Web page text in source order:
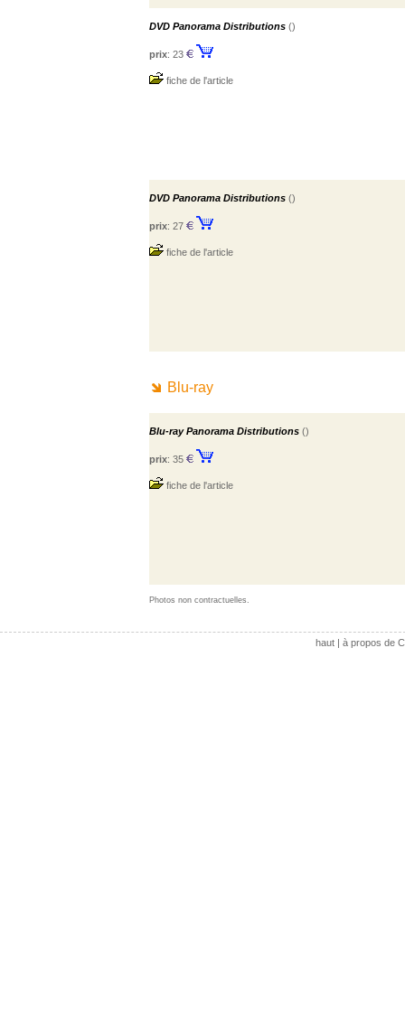
DVD Panorama Distributions ()
prix: 23
fiche de l'article
DVD Panorama Distributions ()
prix: 27
fiche de l'article
Blu-ray
Blu-ray Panorama Distributions ()
prix: 35
fiche de l'article
Photos non contractuelles.
haut| à propos de